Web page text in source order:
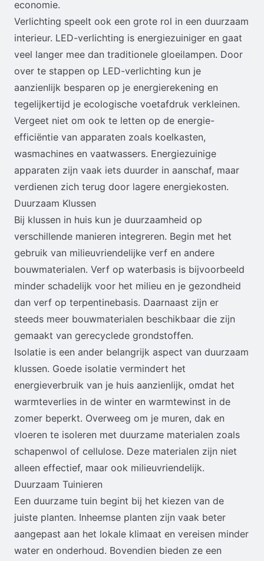
economie.
Verlichting speelt ook een grote rol in een duurzaam
interieur. LED-verlichting is energiezuiniger en gaat
veel langer mee dan traditionele gloeilampen. Door
over te stappen op LED-verlichting kun je
aanzienlijk besparen op je energierekening en
tegelijkertijd je ecologische voetafdruk verkleinen.
Vergeet niet om ook te letten op de energie-
efficiëntie van apparaten zoals koelkasten,
wasmachines en vaatwassers. Energiezuinige
apparaten zijn vaak iets duurder in aanschaf, maar
verdienen zich terug door lagere energiekosten.
Duurzaam Klussen
Bij klussen in huis kun je duurzaamheid op
verschillende manieren integreren. Begin met het
gebruik van milieuvriendelijke verf en andere
bouwmaterialen. Verf op waterbasis is bijvoorbeeld
minder schadelijk voor het milieu en je gezondheid
dan verf op terpentinebasis. Daarnaast zijn er
steeds meer bouwmaterialen beschikbaar die zijn
gemaakt van gerecyclede grondstoffen.
Isolatie is een ander belangrijk aspect van duurzaam
klussen. Goede isolatie vermindert het
energieverbruik van je huis aanzienlijk, omdat het
warmteverlies in de winter en warmtewinst in de
zomer beperkt. Overweeg om je muren, dak en
vloeren te isoleren met duurzame materialen zoals
schapenwol of cellulose. Deze materialen zijn niet
alleen effectief, maar ook milieuvriendelijk.
Duurzaam Tuinieren
Een duurzame tuin begint bij het kiezen van de
juiste planten. Inheemse planten zijn vaak beter
aangepast aan het lokale klimaat en vereisen minder
water en onderhoud. Bovendien bieden ze een